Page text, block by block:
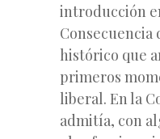
introducción
Consecuencia
histórico que
primeros
liberal. En la
admitía, con